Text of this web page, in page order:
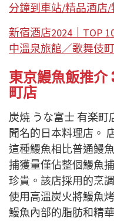
分鐘到車站/精品酒店/
新宿酒店2024｜TOP
中溫泉旅館／歌舞伎
東京鰻魚飯推介
町店
炭焼 うな富士 有楽
聞名的日本料理店。
這種鰻魚相比普通鰻
捕獲量僅佔整個鰻魚
珍貴。該店採用的烹
使用高溫炭火將鰻魚
鰻魚內部的脂肪和精